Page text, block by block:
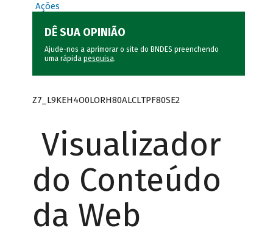
Ações
DÊ SUA OPINIÃO
Ajude-nos a aprimorar o site do BNDES preenchendo
uma rápida pesquisa.
Z7_L9KEH4O0LORH80ALCLTPF80SE2
Visualizador
do Conteúdo
da Web